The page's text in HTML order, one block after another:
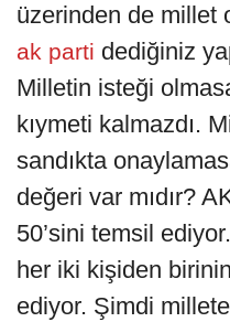
üzerinden de millet
ak parti dediğiniz
Milletin isteği
kıymeti kalmazdı.
sandıkta
değeri var mıdır?
50’sini temsil
her iki kişiden
ediyor. Şimdi